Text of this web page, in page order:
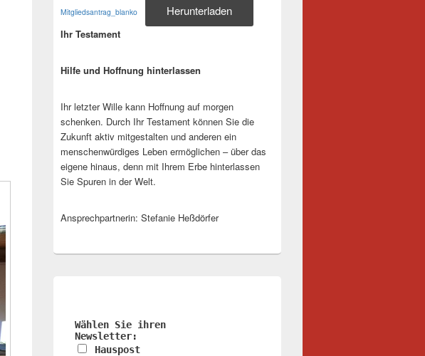
Mitgliedsantrag_blanko Herunterladen
Ihr Testament
Hilfe und Hoffnung hinterlassen
Ihr letzter Wille kann Hoffnung auf morgen
schenken. Durch Ihr Testament können Sie die
Zukunft aktiv mitgestalten und anderen ein
menschenwürdiges Leben ermöglichen – über das
eigene hinaus, denn mit Ihrem Erbe hinterlassen
Sie Spuren in der Welt.
Ansprechpartnerin: Stefanie Heßdörfer
Wählen Sie ihren
Newsletter:
Hauspost